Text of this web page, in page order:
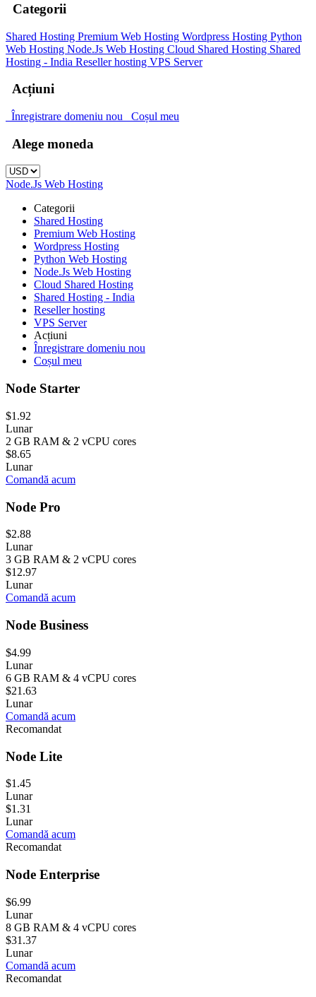
Categorii
Shared Hosting Premium Web Hosting Wordpress Hosting Python
Web Hosting Node.Js Web Hosting Cloud Shared Hosting Shared
Hosting - India Reseller hosting VPS Server
Acțiuni
Înregistrare domeniu nou Coșul meu
Alege moneda
Node.Js Web Hosting
Categorii
Shared Hosting
Premium Web Hosting
Wordpress Hosting
Python Web Hosting
Node.Js Web Hosting
Cloud Shared Hosting
Shared Hosting - India
Reseller hosting
VPS Server
Acțiuni
Înregistrare domeniu nou
Coșul meu
Node Starter
$1.92
Lunar
2 GB RAM & 2 vCPU cores
$8.65
Lunar
Comandă acum
Node Pro
$2.88
Lunar
3 GB RAM & 2 vCPU cores
$12.97
Lunar
Comandă acum
Node Business
$4.99
Lunar
6 GB RAM & 4 vCPU cores
$21.63
Lunar
Comandă acum
Recomandat
Node Lite
$1.45
Lunar
$1.31
Lunar
Comandă acum
Recomandat
Node Enterprise
$6.99
Lunar
8 GB RAM & 4 vCPU cores
$31.37
Lunar
Comandă acum
Recomandat